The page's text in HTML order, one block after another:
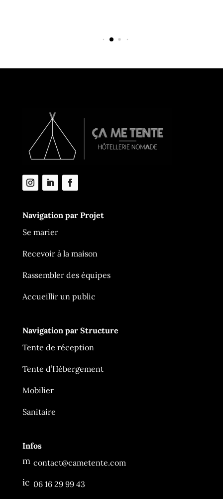
Navigation par Projet
Se marier
Recevoir à la maison
Rassembler des équipes
Accueillir un public
Navigation par Structure
Tente de réception
Tente d’Hébergement
Mobilier
Sanitaire
Infos
m
sa
g
contact@cametente.com
ic 06 16 29 99 43